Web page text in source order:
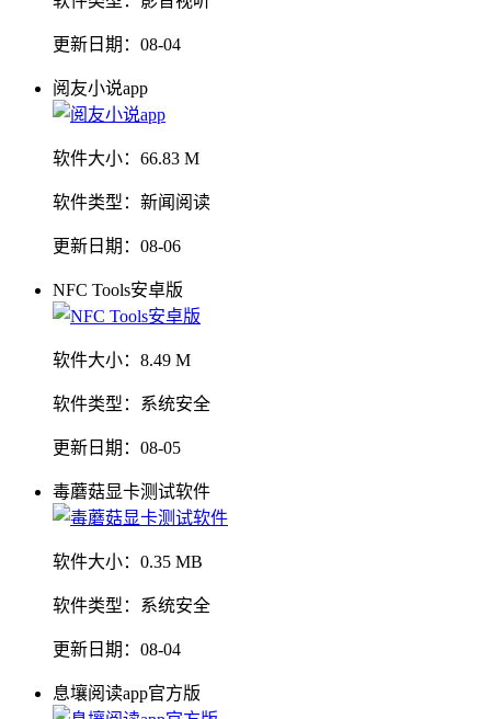
更新日期： 08-04
阅友小说app
软件大小： 66.83 M
软件类型： 新闻阅读
更新日期： 08-06
NFC Tools安卓版
软件大小： 8.49 M
软件类型： 系统安全
更新日期： 08-05
毒蘑菇显卡测试软件
软件大小： 0.35 MB
软件类型： 系统安全
更新日期： 08-04
息壤阅读app官方版